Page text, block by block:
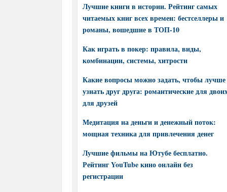
Лучшие книги в истории. Рейтинг самых
читаемых книг всех времен: бестселлеры и
романы, вошедшие в ТОП-10
Как играть в покер: правила, виды,
комбинации, системы, хитрости
Какие вопросы можно задать, чтобы лучше
узнать друг друга: романтические для
для друзей
Медитация на деньги и денежный поток:
мощная техника для привлечения денег
Лучшие фильмы на Ютубе бесплатно.
Рейтинг YouTube кино онлайн без
регистрации